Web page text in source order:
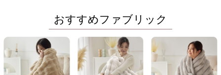
おすすめファブリック